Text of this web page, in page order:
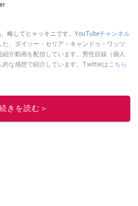
略してヒャッキニです。 YouTubeチャンネル
、ダイソー・セリア・キャンドゥ・ワッツ
介動画を配信しています。男性目線（個人
的な感想で紹介しています。Twitterはこちら
きを読む＞